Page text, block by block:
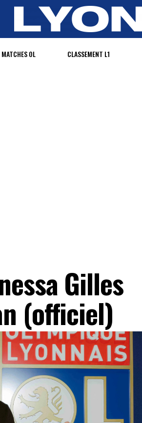
MATCHES OL CLASSEMENT L1
Gilles
(officiel)